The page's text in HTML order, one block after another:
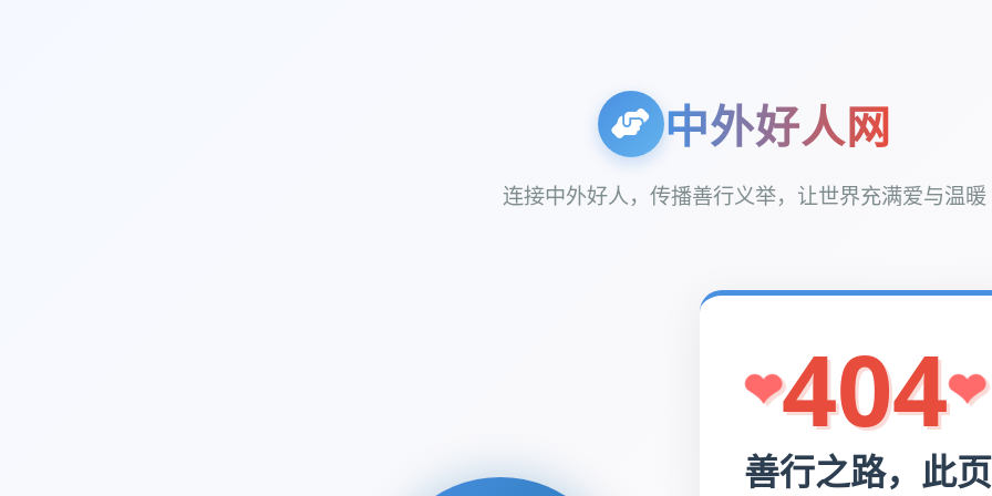
中外好人网
连接中外好人，传播善行义举，让世界充满爱与温暖
404
善行之路，此